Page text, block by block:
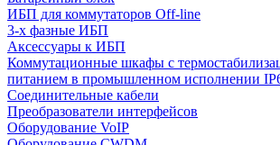
ИБП для коммутаторов Off-line
3-х фазные ИБП
Аксессуары к ИБП
Коммутационные шкафы с
питанием в промышленном исполнении
Соединительные кабели
Преобразователи интерфейсов
Оборудование VoIP